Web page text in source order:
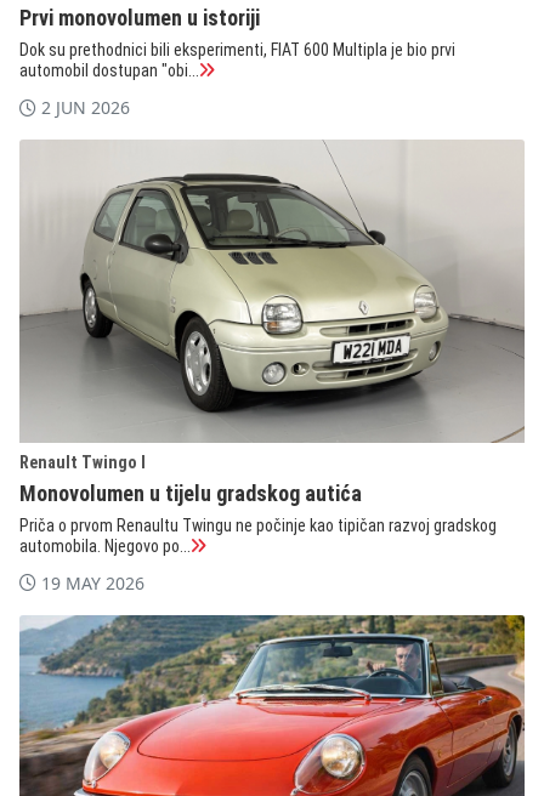
Prvi monovolumen u istoriji
Dok su prethodnici bili eksperimenti, FIAT 600 Multipla je bio prvi
automobil dostupan "obi...
2 JUN 2026
Renault Twingo I
Monovolumen u tijelu gradskog autića
Priča o prvom Renaultu Twingu ne počinje kao tipičan razvoj gradskog
automobila. Njegovo po...
19 MAY 2026